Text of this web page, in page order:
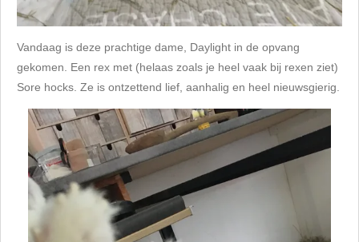
Vandaag is deze prachtige dame, Daylight in de opvang
gekomen. Een rex met (helaas zoals je heel vaak bij rexen ziet)
Sore hocks. Ze is ontzettend lief, aanhalig en heel nieuwsgierig.